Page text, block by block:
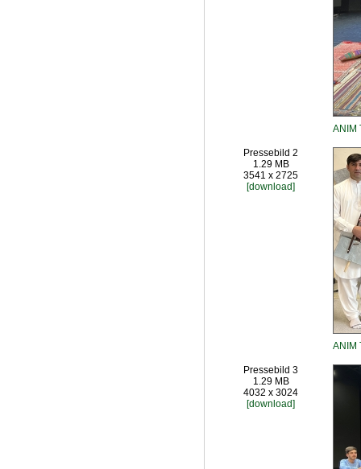
ANIM
Pressebild 2
1.29 MB
3541 x 2725
[download]
ANIM
Pressebild 3
1.29 MB
4032 x 3024
[download]